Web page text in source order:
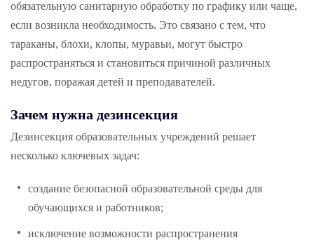
обязательную санитарную обработку по графику или чаще,
если возникла необходимость. Это связано с тем, что
тараканы, блохи, клопы, муравьи, могут быстро
распространяться и становиться причиной различных
недугов, поражая детей и преподавателей.
Зачем нужна дезинсекция
Дезинсекция образовательных учреждений решает
несколько ключевых задач:
создание безопасной образовательной среды для
обучающихся и работников;
исключение возможности распространения